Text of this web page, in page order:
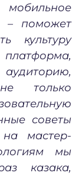
– поможет
культуру
только
советы
мастер-
мы
казака,